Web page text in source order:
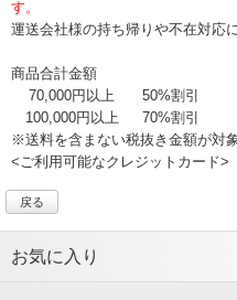
す。
運送会社様の持ち帰りや不在対応
商品合計金額
70,000円以上
50%割引
100,000円以上
70%割引
※送料を含まない税抜き金額が対
<ご利用可能なクレジットカード>
戻る
お気に入り